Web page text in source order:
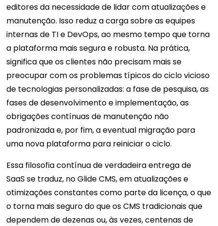
editores da necessidade de lidar com atualizações e
manutenção. Isso reduz a carga sobre as equipes
internas de TI e DevOps, ao mesmo tempo que torna
a plataforma mais segura e robusta. Na prática,
significa que os clientes não precisam mais se
preocupar com os problemas típicos do ciclo vicioso
de tecnologias personalizadas: a fase de pesquisa, as
fases de desenvolvimento e implementação, as
obrigações contínuas de manutenção não
padronizada e, por fim, a eventual migração para
uma nova plataforma para reiniciar o ciclo.
Essa filosofia contínua de verdadeira entrega de
SaaS se traduz, no Glide CMS, em atualizações e
otimizações constantes como parte da licença, o que
o torna mais seguro do que os CMS tradicionais que
dependem de dezenas ou, às vezes, centenas de